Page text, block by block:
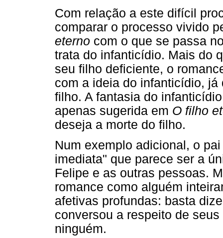
Com relação a este difícil
comparar o processo vivido
eterno com o que se passa
trata do infanticídio. Mais do
seu filho deficiente, o
com a ideia do infanticídio,
filho. A fantasia do
apenas sugerida em O filho
deseja a morte do filho.
Num exemplo adicional, o
imediata" que parece ser a
Felipe e as outras pessoas.
romance como alguém
afetivas profundas: basta
conversou a respeito de
ninguém.